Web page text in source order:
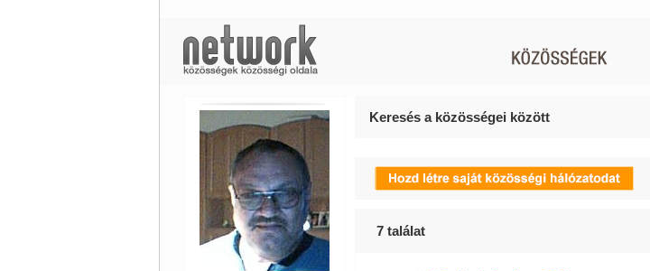
Keresés a közösségei között
7találat